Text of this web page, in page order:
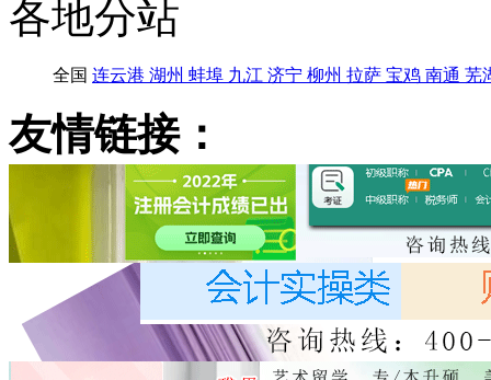
各地分站
全国 连云港 湖州 蚌埠 九江 济宁 柳州 拉萨 宝鸡 南通 芜
友情链接：